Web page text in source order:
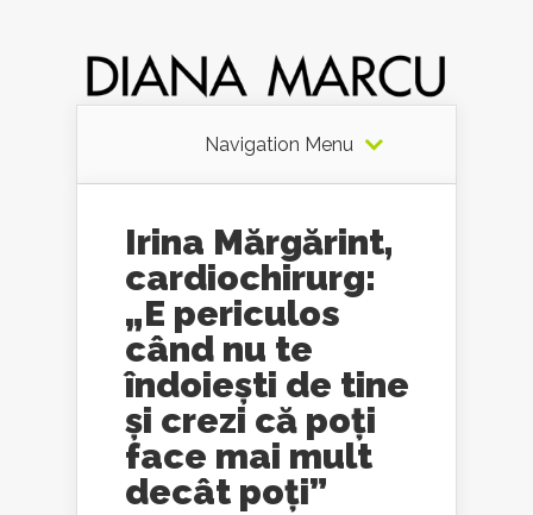
Navigation Menu
Irina Mărgărint,
cardiochirurg:
„E periculos
când nu te
îndoiești de tine
și crezi că poți
face mai mult
decât poți”